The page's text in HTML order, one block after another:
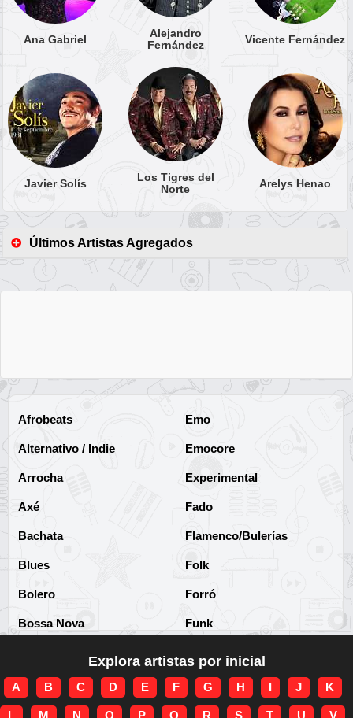
Ana Gabriel
Alejandro
Fernández
Vicente Fernández
Javier Solís
Los Tigres del
Norte
Arelys Henao
Últimos Artistas Agregados
Afrobeats
Alternativo / Indie
Arrocha
Axé
Bachata
Blues
Bolero
Bossa Nova
Brega-funk
Cha-Cha
Emo
Emocore
Experimental
Fado
Flamenco/Bulerías
Folk
Forró
Funk
Funk Internacional
Gospel/Religioso
Explora artistas por inicial
A B C D E F G H I J K
L M N O P Q R S T U V